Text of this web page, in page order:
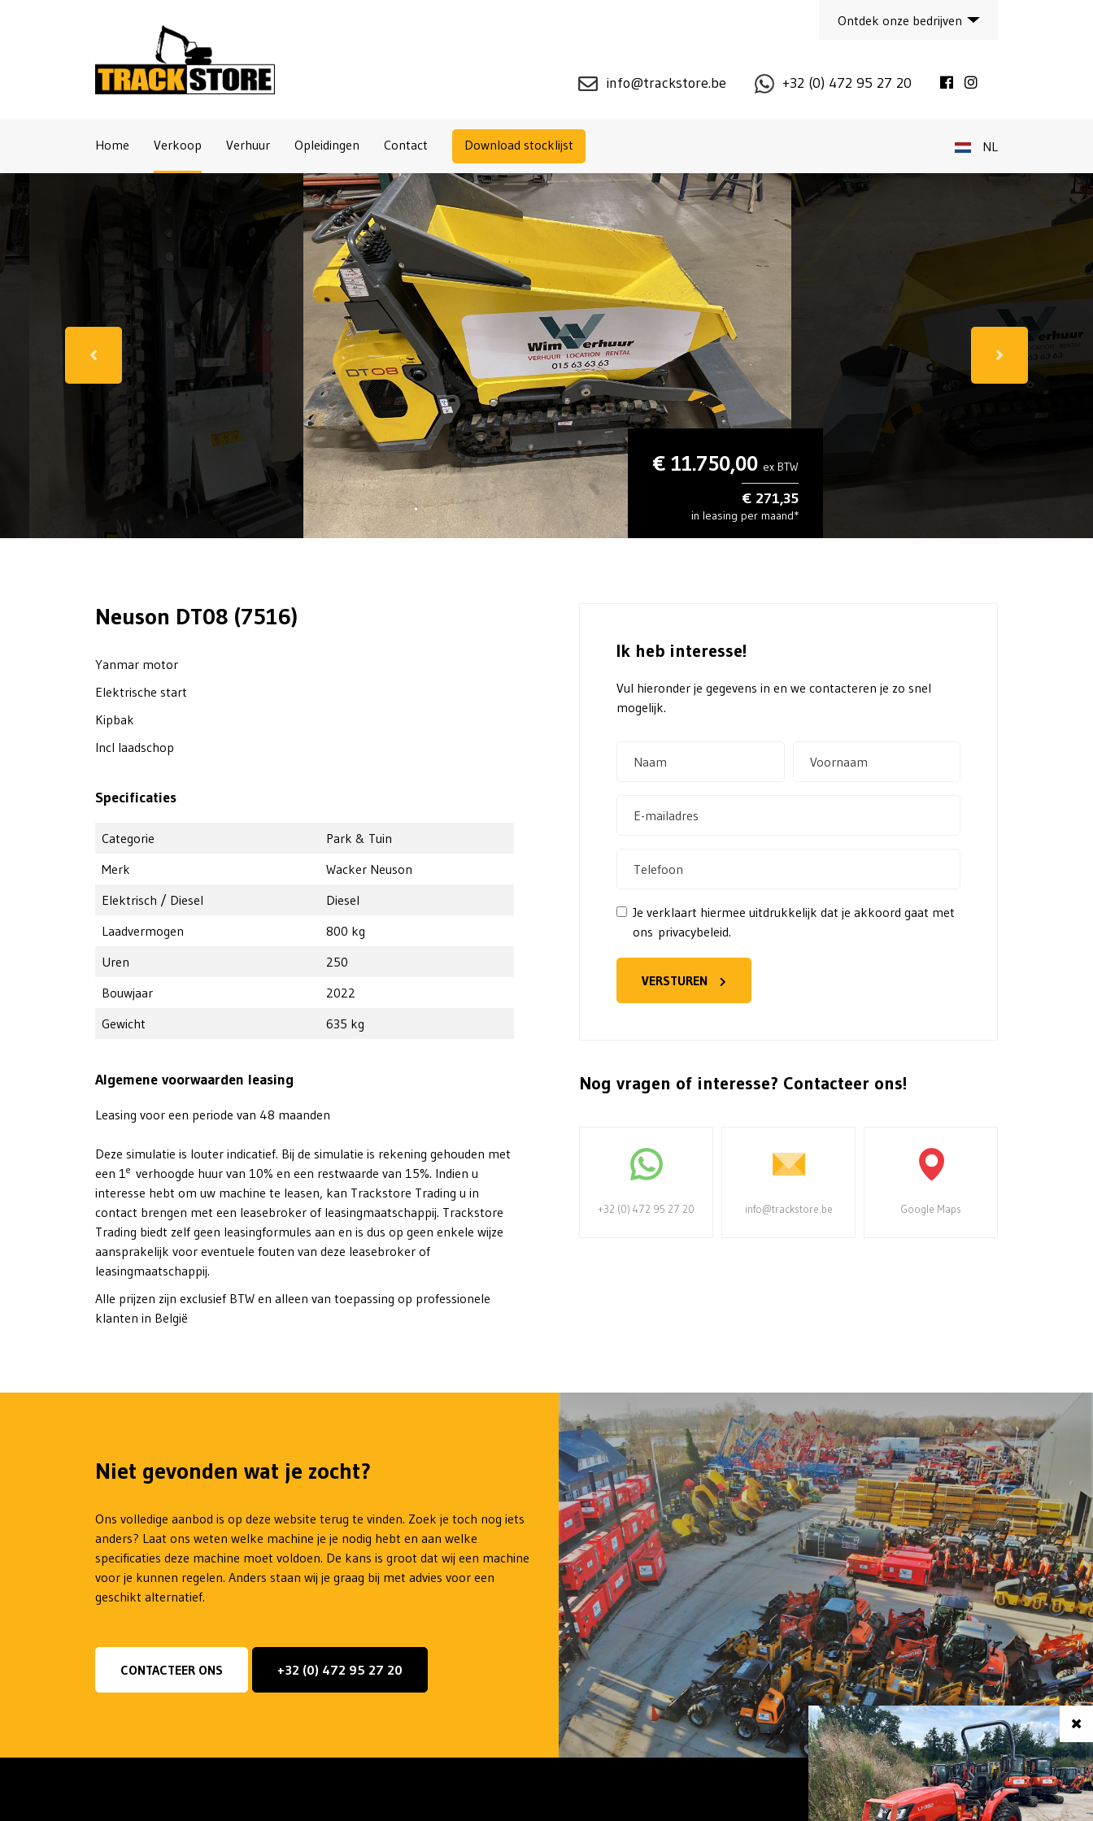
Home Verkoop Verhuur Opleidingen Contact Download stocklijst NL
Ontdek onze bedrijven
info@trackstore.be +32 (0) 472 95 27 20 Facebook
€ 11.750,00 ex BTW
€ 271,35
in leasing per maand*
Neuson DT08 (7516)
Yanmar motor
Elektrische start
Kipbak
Incl laadschop
Specificaties
Categorie
Park & Tuin
Merk
Wacker Neuson
Elektrisch / Diesel
Diesel
Laadvermogen
800 kg
Uren
250
Bouwjaar
2022
Gewicht
635 kg
Algemene voorwaarden leasing
Leasing voor een periode van 48 maanden
Deze simulatie is louter indicatief. Bij de simulatie is rekening gehouden met
een 1e verhoogde huur van 10% en een restwaarde van 15%. Indien u
interesse hebt om uw machine te leasen, kan Trackstore Trading u in
contact brengen met een leasebroker of leasingmaatschappij. Trackstore
Trading biedt zelf geen leasingformules aan en is dus op geen enkele wijze
aansprakelijk voor eventuele fouten van deze leasebroker of
leasingmaatschappij.
Alle prijzen zijn exclusief BTW en alleen van toepassing op professionele
klanten in België
Ik heb interesse!
Vul hieronder je gegevens in en we contacteren je zo snel
mogelijk.
Je verklaart hiermee uitdrukkelijk dat je akkoord gaat met
ons privacybeleid.
VERSTUREN
Nog vragen of interesse? Contacteer ons!
+32 (0) 472 95 27 20 info@trackstore.be Google Maps
Niet gevonden wat je zocht?
Ons volledige aanbod is op deze website terug te vinden. Zoek je toch nog iets
anders? Laat ons weten welke machine je je nodig hebt en aan welke
specificaties deze machine moet voldoen. De kans is groot dat wij een machine
voor je kunnen regelen. Anders staan wij je graag bij met advies voor een
geschikt alternatief.
CONTACTEER ONS +32 (0) 472 95 27 20